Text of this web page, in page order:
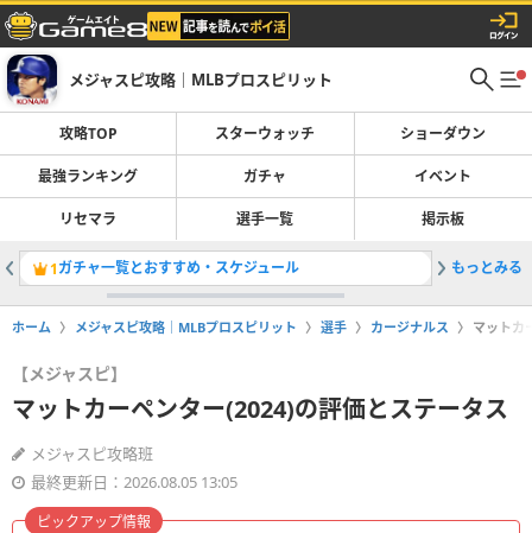
メジャスピ攻略｜MLBプロスピリット
攻略TOP スターウォッチ ショーダウン
最強ランキング ガチャ イベント
リセマラ 選手一覧 掲示板
1ガチャ一覧とおすすめ・スケジュール 2レジェ
もっとみる
ホーム メジャスピ攻略｜MLBプロスピリット 選手 カージナルス マットカ
【メジャスピ】
マットカーペンター(2024)の評価とステータス
メジャスピ攻略班
最終更新日：2026.08.05 13:05
ピックアップ情報